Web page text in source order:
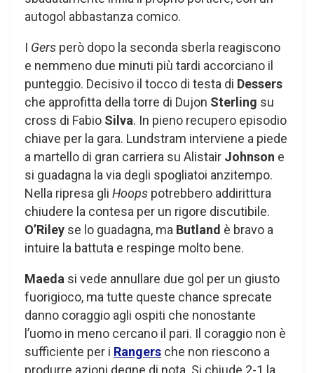
autogol abbastanza comico.
I Gers però dopo la seconda sberla reagiscono
e nemmeno due minuti più tardi accorciano il
punteggio. Decisivo il tocco di testa di Dessers
che approfitta della torre di Dujon Sterling su
cross di Fabio Silva. In pieno recupero episodio
chiave per la gara. Lundstram interviene a piede
a martello di gran carriera su Alistair Johnson e
si guadagna la via degli spogliatoi anzitempo.
Nella ripresa gli Hoops potrebbero addirittura
chiudere la contesa per un rigore discutibile.
O’Riley se lo guadagna, ma Butland è bravo a
intuire la battuta e respinge molto bene.
Maeda si vede annullare due gol per un giusto
fuorigioco, ma tutte queste chance sprecate
danno coraggio agli ospiti che nonostante
l’uomo in meno cercano il pari. Il coraggio non è
sufficiente per i Rangers che non riescono a
produrre azioni degne di nota. Si chiude 2-1 la